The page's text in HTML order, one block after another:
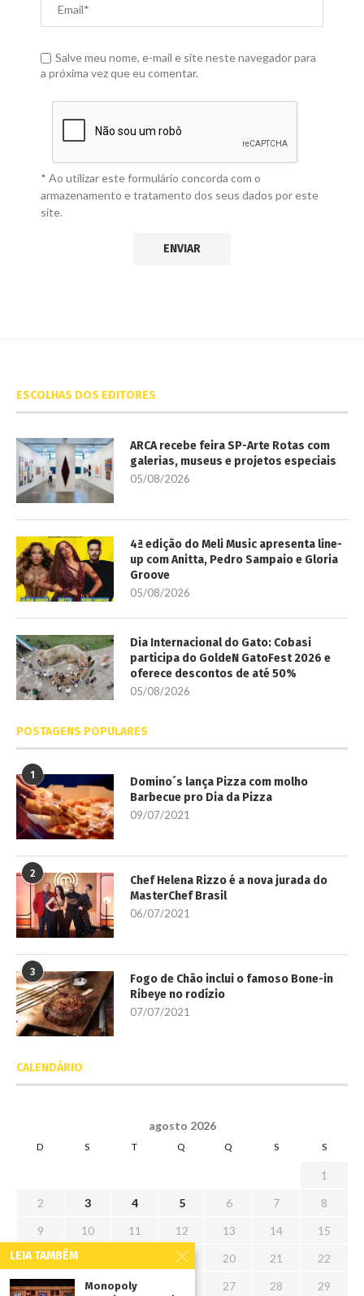
Salve meu nome, e-mail e site neste navegador para
a próxima vez que eu comentar.
* Ao utilizar este formulário concorda com o
armazenamento e tratamento dos seus dados por este
site.
ESCOLHAS DOS EDITORES
ARCA recebe feira SP-Arte Rotas com
galerias, museus e projetos especiais
05/08/2026
4ª edição do Meli Music apresenta line-
up com Anitta, Pedro Sampaio e Gloria
Groove
05/08/2026
Dia Internacional do Gato: Cobasi
participa do GoldeN GatoFest 2026 e
oferece descontos de até 50%
05/08/2026
POSTAGENS POPULARES
1
Domino´s lança Pizza com molho
Barbecue pro Dia da Pizza
09/07/2021
2
Chef Helena Rizzo é a nova jurada do
MasterChef Brasil
06/07/2021
3
Fogo de Chão inclui o famoso Bone-in
Ribeye no rodízio
07/07/2021
CALENDÁRIO
agosto 2026
D S T Q Q S S
1
2
3 4 5 6 7
8
9
10 11 12 13 14
15
16
19 20 21
22
23
24 25 27 28 29
LEIA TAMBÉM
Monopoly